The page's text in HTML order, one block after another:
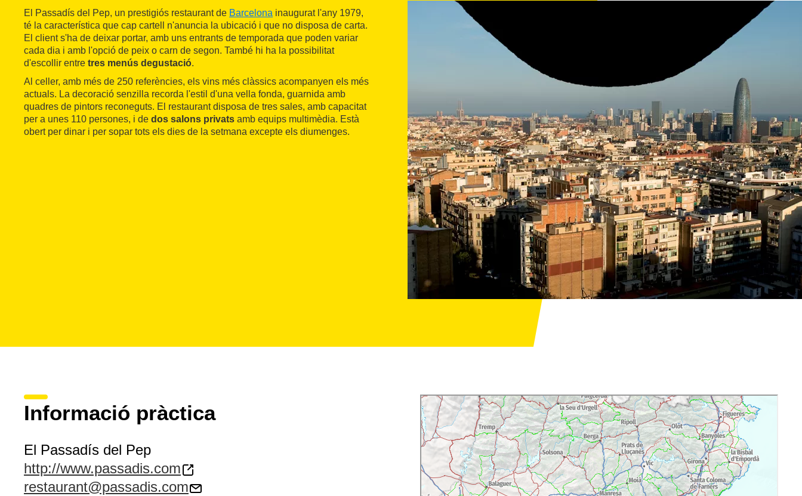
El Passadís del Pep, un prestigiós restaurant de Barcelona inaugurat l'any 1979,
té la característica que cap cartell n'anuncia la ubicació i que no disposa de carta.
El client s'ha de deixar portar, amb uns entrants de temporada que poden variar
cada dia i amb l'opció de peix o carn de segon. També hi ha la possibilitat
d'escollir entre tres menús degustació.
Al celler, amb més de 250 referències, els vins més clàssics acompanyen els més
actuals. La decoració senzilla recorda l'estil d'una vella fonda, guarnida amb
quadres de pintors reconeguts. El restaurant disposa de tres sales, amb capacitat
per a unes 110 persones, i de dos salons privats amb equips multimèdia. Està
obert per dinar i per sopar tots els dies de la setmana excepte els diumenges.
Informació pràctica
El Passadís del Pep
http://www.passadis.com
restaurant@passadis.com